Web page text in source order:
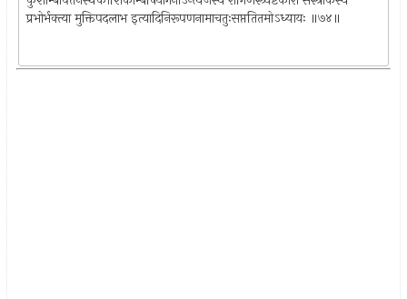
प्रभोर्भक्त्या मुक्तिपदलाभ इत्यादिनिरूपणनामाचतुःसप्ततितमोऽध्यायः ॥७४॥